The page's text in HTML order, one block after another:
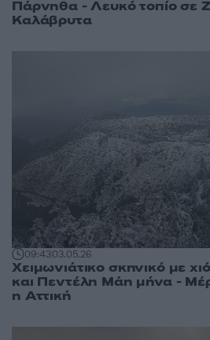
Πάρνηθα - Λευκό τοπίο σε
Καλάβρυτα
09:4303.05.26
Χειμωνιάτικο σκηνικό με
και Πεντέλη Μάη μήνα -
η Αττική